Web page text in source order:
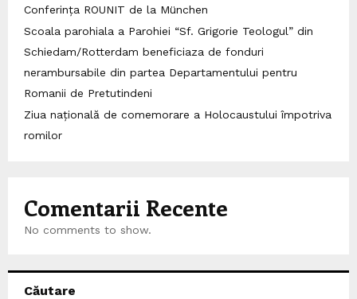
Conferința ROUNIT de la München
Scoala parohiala a Parohiei “Sf. Grigorie Teologul” din
Schiedam/Rotterdam beneficiaza de fonduri
nerambursabile din partea Departamentului pentru
Romanii de Pretutindeni
Ziua națională de comemorare a Holocaustului împotriva
romilor
Comentarii Recente
No comments to show.
Căutare